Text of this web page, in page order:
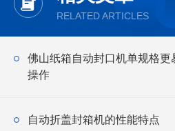
RELATED ARTICLES
佛山纸箱自动封口机单规格更
操作
自动折盖封箱机的性能特点